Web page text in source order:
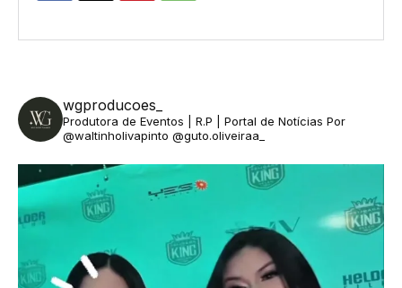
wgproducoes_
Produtora de Eventos | R.P | Portal de Notícias Por
@waltinholivapinto @guto.oliveiraa_